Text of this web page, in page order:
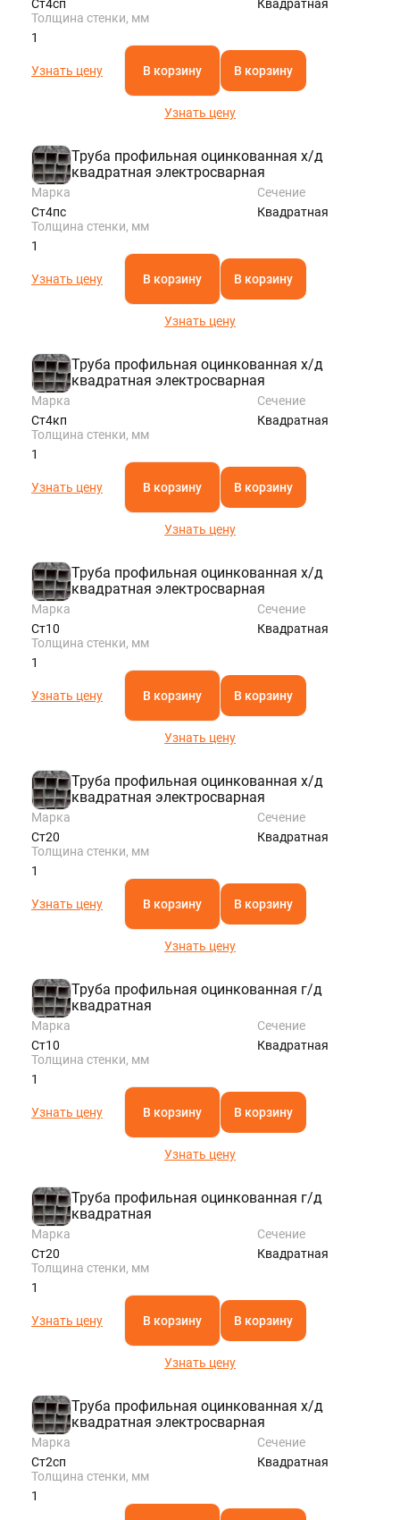
Ст4сп
Квадратная
Толщина стенки, мм
1
Узнать цену В корзину В корзину
Узнать цену
Труба профильная оцинкованная х/д
квадратная электросварная
Марка
Ст4пс
Сечение
Квадратная
Толщина стенки, мм
1
Узнать цену В корзину В корзину
Узнать цену
Труба профильная оцинкованная х/д
квадратная электросварная
Марка
Ст4кп
Сечение
Квадратная
Толщина стенки, мм
1
Узнать цену В корзину В корзину
Узнать цену
Труба профильная оцинкованная х/д
квадратная электросварная
Марка
Ст10
Сечение
Квадратная
Толщина стенки, мм
1
Узнать цену В корзину В корзину
Узнать цену
Труба профильная оцинкованная х/д
квадратная электросварная
Марка
Ст20
Сечение
Квадратная
Толщина стенки, мм
1
Узнать цену В корзину В корзину
Узнать цену
Труба профильная оцинкованная г/д
квадратная
Марка
Ст10
Сечение
Квадратная
Толщина стенки, мм
1
Узнать цену В корзину В корзину
Узнать цену
Труба профильная оцинкованная г/д
квадратная
Марка
Ст20
Сечение
Квадратная
Толщина стенки, мм
1
Узнать цену В корзину В корзину
Узнать цену
Труба профильная оцинкованная х/д
квадратная электросварная
Марка
Ст2сп
Сечение
Квадратная
Толщина стенки, мм
1